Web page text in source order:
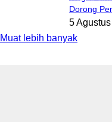
Dorong
5
Muat lebih banyak